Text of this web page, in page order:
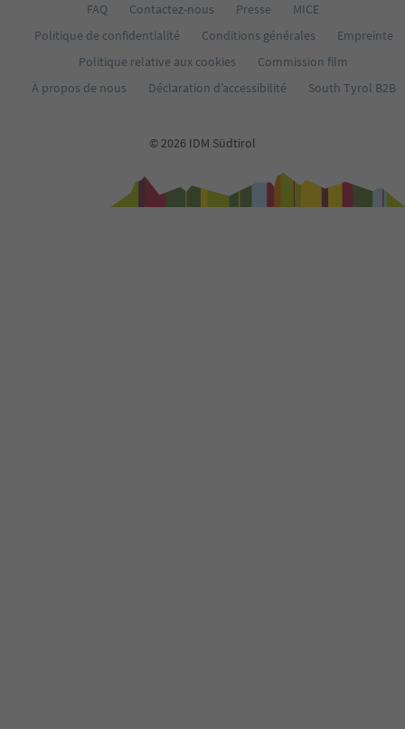
FAQ Contactez-nous Presse
MICE
Politique de confidentialité
Conditions générales
Empreinte
Politique relative aux cookies
Commission film
À propos de nous
Déclaration d’accessibilité South Tyrol B2B
© 2026 IDM Südtirol